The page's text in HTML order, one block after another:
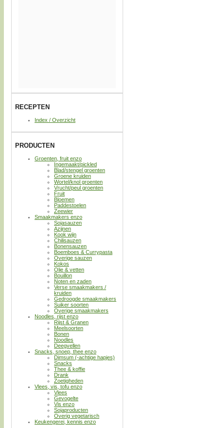
RECEPTEN
Index / Overzicht
PRODUCTEN
Groenten, fruit enzo
Ingemaakt/pickled
Blad/stengel groenten
Groene kruiden
Wortel/knol groenten
Vrucht/peul groenten
Fruit
Bloemen
Paddestoelen
Zeewier
Smaakmakers enzo
Sojasauzen
Azijnen
Kook wijn
Chilisauzen
Bonensauzen
Boemboes & Currypasta
Overige sauzen
Kokos
Olie & vetten
Bouillon
Noten en zaden
Verse smaakmakers /
kruiden
Gedroogde smaakmakers
Suiker soorten
Overige smaakmakers
Noodles, rijst enzo
Rijst & Granen
Meelsoorten
Bonen
Noodles
Deegvellen
Snacks, snoep, thee enzo
Dimsum (-achtige hapjes)
Snacks
Thee & koffie
Drank
Zoetigheden
Vlees, vis, tofu enzo
Vlees
Gevogelte
Vis enzo
Sojaproducten
Overig vegetarisch
Keukengerei, kennis enzo